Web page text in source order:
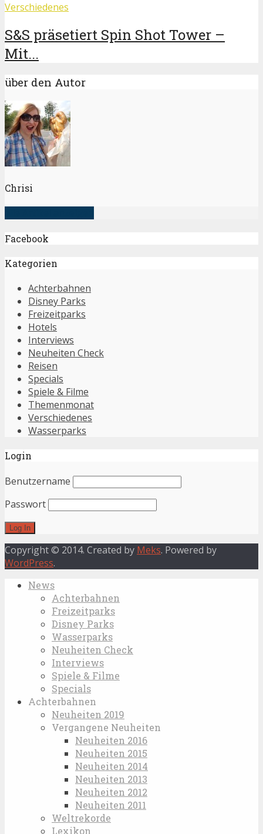
Verschiedenes
S&S präsetiert Spin Shot Tower –
Mit...
über den Autor
Chrisi
Facebook
Kategorien
Achterbahnen
Disney Parks
Freizeitparks
Hotels
Interviews
Neuheiten Check
Reisen
Specials
Spiele & Filme
Themenmonat
Verschiedenes
Wasserparks
Login
Benutzername
Passwort
Copyright © 2014. Created by Meks. Powered by
WordPress.
News
Achterbahnen
Freizeitparks
Disney Parks
Wasserparks
Neuheiten Check
Interviews
Spiele & Filme
Specials
Achterbahnen
Neuheiten 2019
Vergangene Neuheiten
Neuheiten 2016
Neuheiten 2015
Neuheiten 2014
Neuheiten 2013
Neuheiten 2012
Neuheiten 2011
Weltrekorde
Lexikon